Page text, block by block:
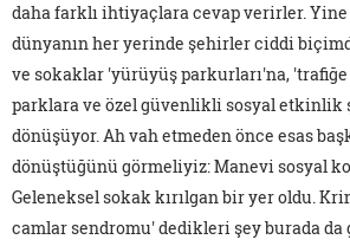
daha farklı ihtiyaçlara cevap verirler.
dünyanın her yerinde şehirler ciddi
ve sokaklar 'yürüyüş parkurları'na, 'trafiğe
parklara ve özel güvenlikli sosyal etkinlik
dönüşüyor. Ah vah etmeden önce esas
dönüştüğünü görmeliyiz: Manevi sosyal
Geleneksel sokak kırılgan bir yer oldu.
camlar sendromu' dedikleri şey burada